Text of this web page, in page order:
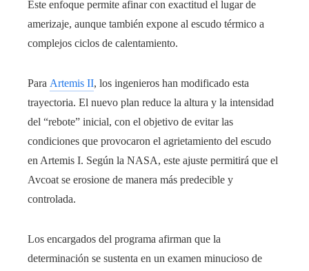
Este enfoque permite afinar con exactitud el lugar de
amerizaje, aunque también expone al escudo térmico a
complejos ciclos de calentamiento.
Para Artemis II, los ingenieros han modificado esta
trayectoria. El nuevo plan reduce la altura y la intensidad
del “rebote” inicial, con el objetivo de evitar las
condiciones que provocaron el agrietamiento del escudo
en Artemis I. Según la NASA, este ajuste permitirá que el
Avcoat se erosione de manera más predecible y
controlada.
Los encargados del programa afirman que la
determinación se sustenta en un examen minucioso de